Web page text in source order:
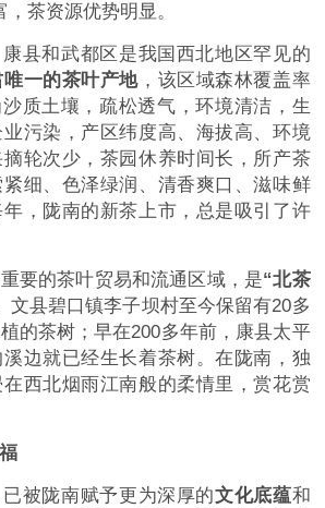
，茶资源优势明显。
县和武都区是我国西北地区罕见的
唯一的茶叶产地 ，该区域森林覆盖率
质土壤，疏松透气，环境清洁，生
污染，产区纬度高、海拔高、环境
轮次少，茶园休养时间长，所产茶
细、色泽绿润、清香爽口、滋味鲜
，陇南的新茶上市，总是吸引了许
要的茶叶贸易和流通区域，是“北茶
文县碧口镇李子坝村至今保留有20多
的茶树；早在200多年前，康县太平
边就已经生长着茶树。在陇南，独
西北烟雨江南般的柔情里，赏花赏
被陇南赋予更为深厚的文化底蕴和